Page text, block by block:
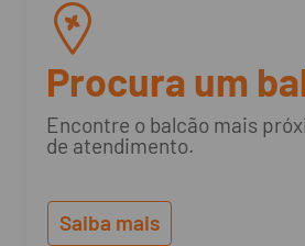
Procura um
Encontre o balcão mais
de atendimento.
Saiba mais